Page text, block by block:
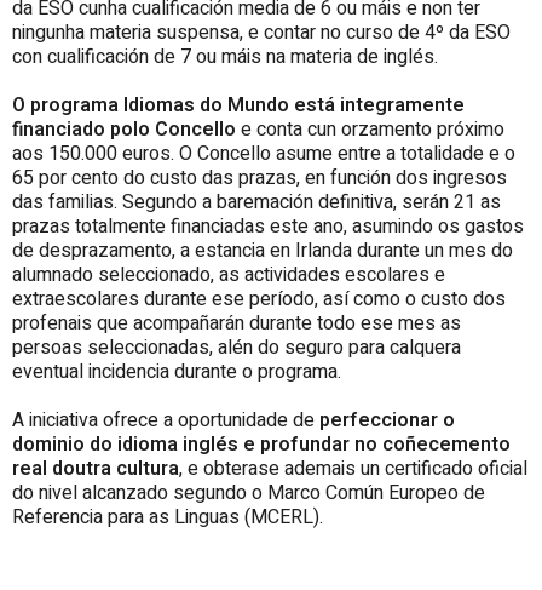
da ESO cunha cualificación media de 6 ou máis e non ter
ningunha materia suspensa, e contar no curso de 4º da ESO
con cualificación de 7 ou máis na materia de inglés.
O programa Idiomas do Mundo está integramente
financiado polo Concello e conta cun orzamento próximo
aos 150.000 euros. O Concello asume entre a totalidade e o
65 por cento do custo das prazas, en función dos ingresos
das familias. Segundo a baremación definitiva, serán 21 as
prazas totalmente financiadas este ano, asumindo os gastos
de desprazamento, a estancia en Irlanda durante un mes do
alumnado seleccionado, as actividades escolares e
extraescolares durante ese período, así como o custo dos
profenais que acompañarán durante todo ese mes as
persoas seleccionadas, alén do seguro para calquera
eventual incidencia durante o programa.
A iniciativa ofrece a oportunidade de perfeccionar o
dominio do idioma inglés e profundar no coñecemento
real doutra cultura, e obterase ademais un certificado oficial
do nivel alcanzado segundo o Marco Común Europeo de
Referencia para as Linguas (MCERL).